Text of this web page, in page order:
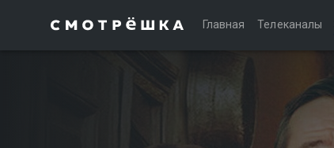
Главная Телеканалы